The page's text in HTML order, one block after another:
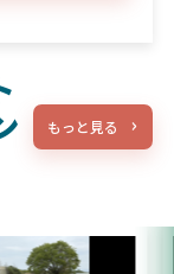
もっと見る